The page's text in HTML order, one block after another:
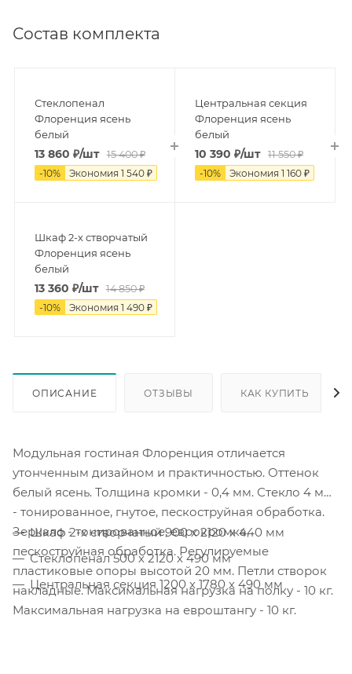
Состав комплекта
Стеклопенал
Флоренция ясень
белый
13 860 ₽/шт 15 400₽
-10% Экономия 1 540₽
Центральная секция
Флоренция ясень
белый
10 390 ₽/шт 11 550₽
-10% Экономия 1 160 ₽
Шкаф 2-х створчатый
Флоренция ясень
белый
13 360 ₽/шт 14 850₽
-10% Экономия 1 490₽
ОПИСАНИЕ ОТЗЫВЫ КАК КУПИТЬ
Модульная гостиная Флоренция отличается
утонченным дизайном и практичностью. Оттенок
белый ясень. Толщина кромки - 0,4 мм. Стекло 4 мм
- тонированное, гнутое, пескоструйная обработка.
Зеркало - тонированное, еврокромка,
пескоструйная обработка. Регулируемые
пластиковые опоры высотой 20 мм. Петли створок
накладные. Максимальная нагрузка на полку - 10 кг.
Максимальная нагрузка на евроштангу - 10 кг.
Шкаф 2-х створчатый 900 х 2120 х 440 мм
Стеклопенал 500 х 2120 х 490 мм
Центральная секция 1200 х 1780 х 490 мм